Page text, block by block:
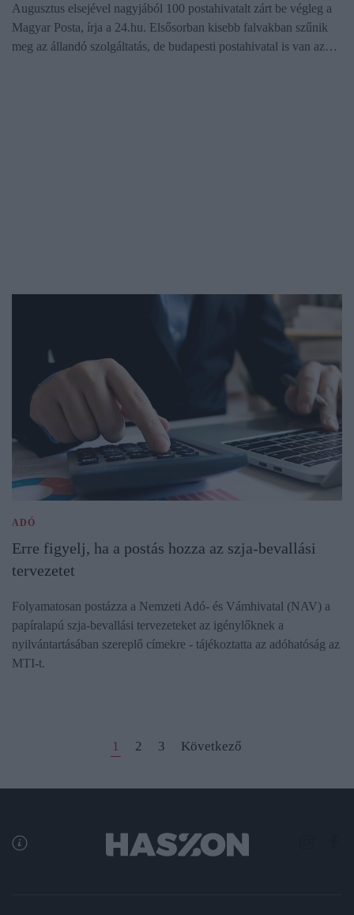
Augusztus elsejével nagyjából 100 postahivatalt zárt be végleg a
Magyar Posta, írja a 24.hu. Elsősorban kisebb falvakban szűnik
meg az állandó szolgáltatás, de budapesti postahivatal is van az…
ADÓ
Erre figyelj, ha a postás hozza az szja-bevallási
tervezetet
Folyamatosan postázza a Nemzeti Adó- és Vámhivatal (NAV) a
papíralapú szja-bevallási tervezeteket az igénylőknek a
nyilvántartásában szereplő címekre - tájékoztatta az adóhatóság az
MTI-t.
1 2 3 Következő